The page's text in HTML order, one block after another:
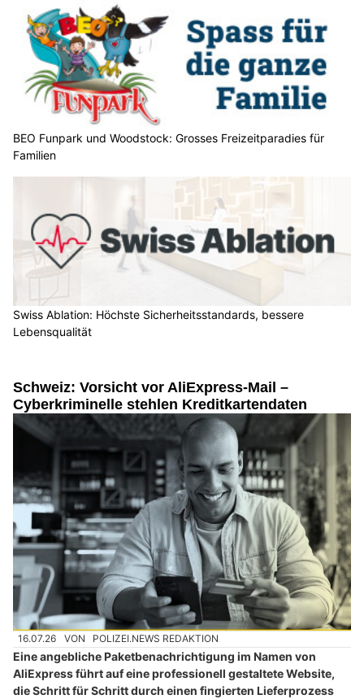
BEO Funpark und Woodstock: Grosses Freizeitparadies für
Familien
Swiss Ablation: Höchste Sicherheitsstandards, bessere
Lebensqualität
Schweiz: Vorsicht vor AliExpress-Mail –
Cyberkriminelle stehlen Kreditkartendaten
16.07.26 VON POLIZEI.NEWS REDAKTION
Eine angebliche Paketbenachrichtigung im Namen von
AliExpress führt auf eine professionell gestaltete Website,
die Schritt für Schritt durch einen fingierten Lieferprozess